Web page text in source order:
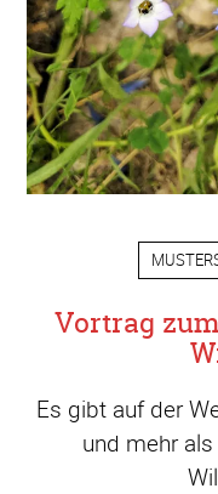
Vortrag
Es gibt auf der
und mehr